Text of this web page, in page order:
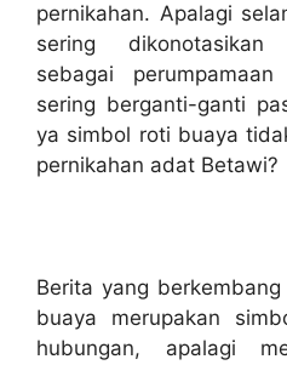
pernikahan. Apalagi
sering
sebagai
sering berganti-ganti
ya simbol roti buaya
pernikahan adat Betawi?
Berita yang
buaya merupakan
hubungan, apalagi